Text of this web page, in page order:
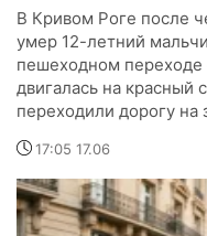
В Кривом Роге после
умер 12-летний
пешеходном переходе
двигалась на красный
переходили дорогу на
17:05 17.06